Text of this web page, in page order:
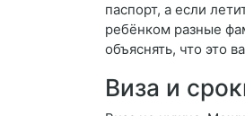
паспорт, а если
ребёнком разные
объяснять, что это
Виза и